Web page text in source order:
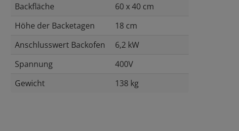
Backfläche
60 x 40 cm
Höhe der Backetagen
18 cm
Anschlusswert Backofen
6,2 kW
Spannung
400V
Gewicht
138 kg